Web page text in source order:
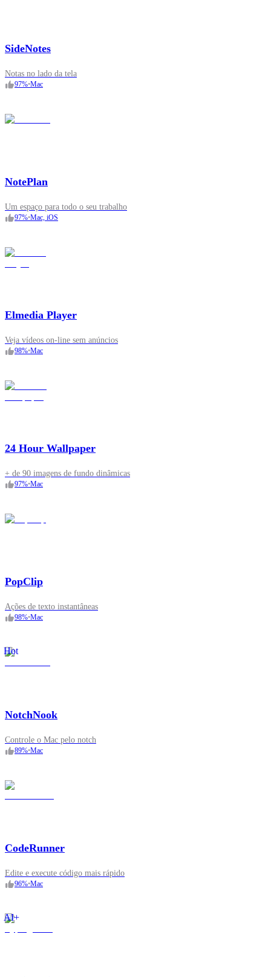
SideNotes
Notas no lado da tela
97%•Mac
NotePlan
Um espaço para todo o seu trabalho
97%•Mac, iOS
Elmedia Player
Veja vídeos on‑line sem anúncios
98%•Mac
24 Hour Wallpaper
+ de 90 imagens de fundo dinâmicas
97%•Mac
PopClip
Ações de texto instantâneas
98%•Mac
Hot
NotchNook
Controle o Mac pelo notch
89%•Mac
CodeRunner
Edite e execute código mais rápido
96%•Mac
AI+